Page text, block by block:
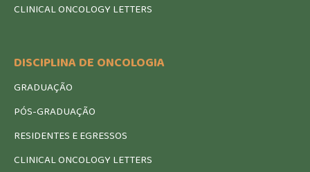
CLINICAL ONCOLOGY LETTERS
DISCIPLINA DE ONCOLOGIA
GRADUAÇÃO
PÓS-GRADUAÇÃO
RESIDENTES E EGRESSOS
CLINICAL ONCOLOGY LETTERS